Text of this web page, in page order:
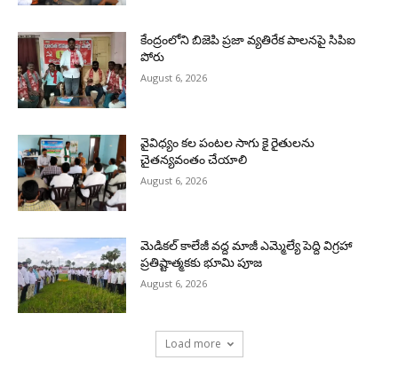
కేంద్రంలోని బిజెపి ప్రజా వ్యతిరేక పాలనపై సిపిఐ
పోరు
August 6, 2026
వైవిధ్యం కల పంటల సాగు కై రైతులను
చైతన్యవంతం చేయాలి
August 6, 2026
మెడికల్ కాలేజీ వద్ద మాజీ ఎమ్మెల్యే పెద్ది విగ్రహా
ప్రతిష్టాత్మకకు భూమి పూజ
August 6, 2026
Load more